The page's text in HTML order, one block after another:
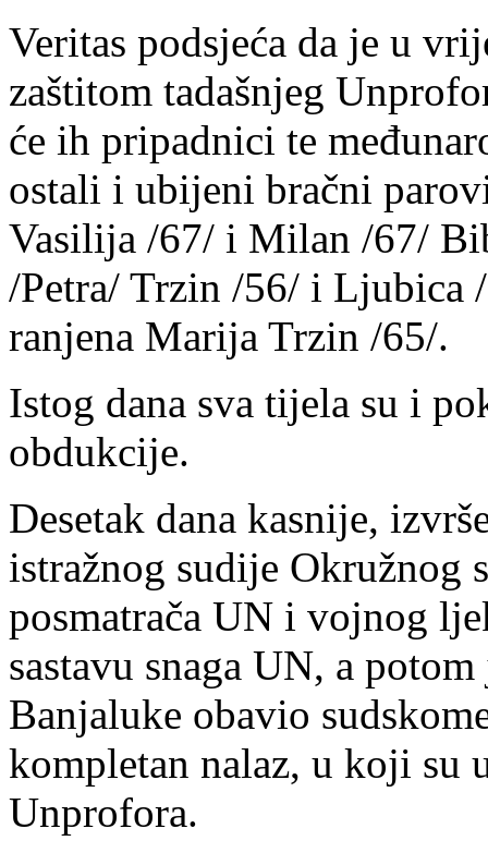
Veritas podsjeća da je u
zaštitom tadašnjeg
će ih pripadnici te
ostali i ubijeni bračni
Vasilija /67/ i Milan /67/
/Petra/ Trzin /56/ i Ljubica
ranjena Marija Trzin /65/.
Istog dana sva tijela su i
obdukcije.
Desetak dana kasnije,
istražnog sudije Okružnog
posmatrača UN i vojnog
sastavu snaga UN, a
Banjaluke obavio
kompletan nalaz, u koji su
Unprofora.